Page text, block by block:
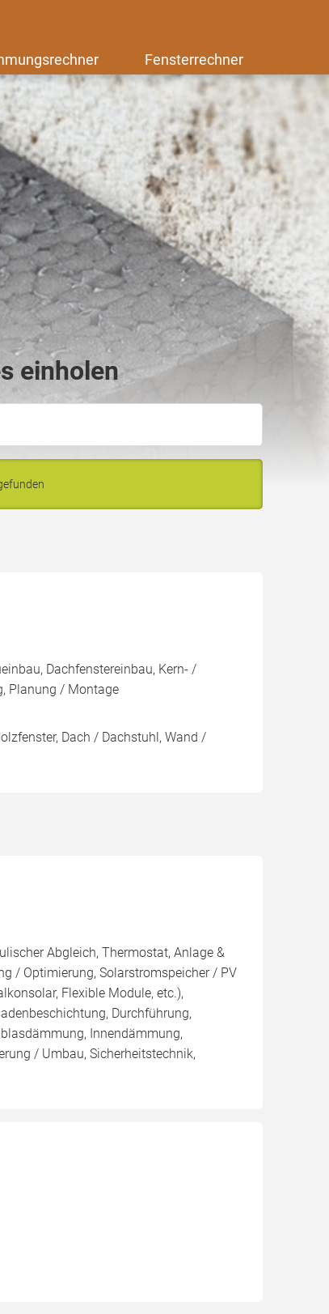
Fensterrechner
einholen
Dachfenstereinbau, Kern- /
Planung / Montage
Dach / Dachstuhl, Wand /
Abgleich, Thermostat, Anlage &
/ Optimierung, Solarstromspeicher / PV
Flexible Module, etc.),
Durchführung,
Innendämmung,
/ Umbau, Sicherheitstechnik,